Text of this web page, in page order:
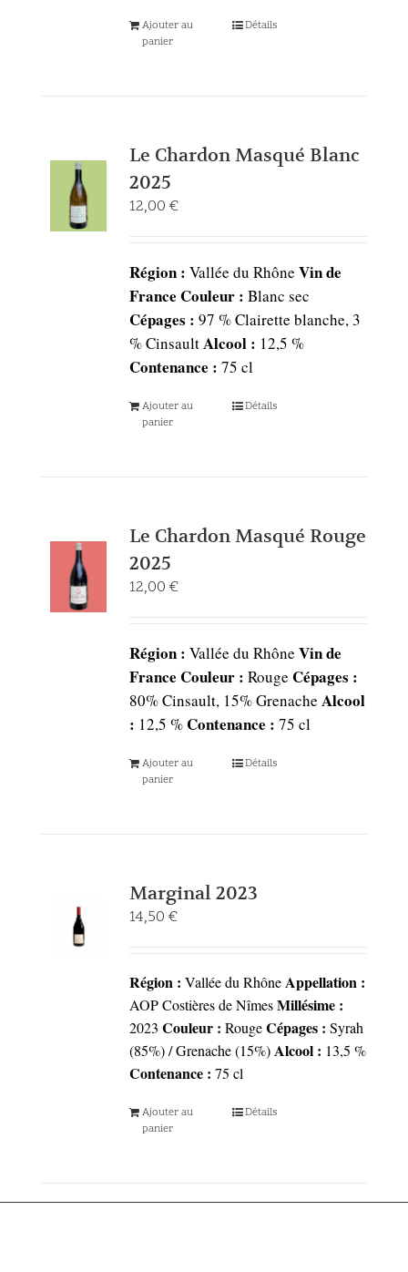
Ajouter au
panier
Détails
Le Chardon Masqué Blanc
2025
12,00 €
Région : Vallée du Rhône Vin de
France Couleur : Blanc sec
Cépages : 97 % Clairette blanche, 3
% CinsaultAlcool : 12,5 %
Contenance : 75 cl
Ajouter au
panier
Détails
Le Chardon Masqué Rouge
2025
12,00 €
Région : Vallée du Rhône Vin de
France Couleur : Rouge Cépages :
80% Cinsault, 15% Grenache Alcool
: 12,5 %Contenance : 75 cl
Ajouter au
panier
Détails
Marginal 2023
14,50 €
Région : Vallée du Rhône Appellation :
AOP Costières de Nîmes Millésime :
2023 Couleur : Rouge Cépages : Syrah
(85%) / Grenache (15%) Alcool : 13,5 %
Contenance : 75 cl
Ajouter au
panier
Détails